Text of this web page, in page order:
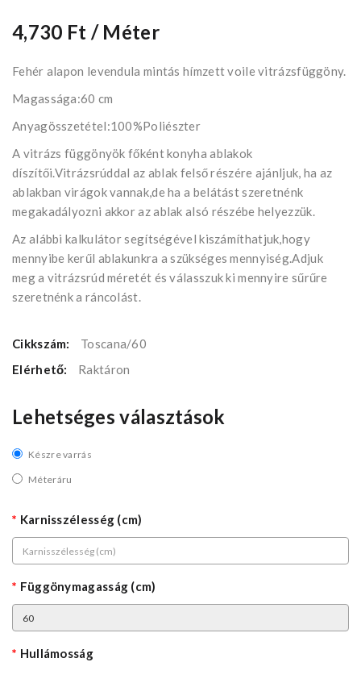
4,730 Ft / Méter
Fehér alapon levendula mintás hímzett voile vitrázsfüggöny.
Magassága:60 cm
Anyagösszetétel:100%Poliészter
A vitrázs függönyök főként konyha ablakok
díszítői.Vitrázsrúddal az ablak felső részére ajánljuk, ha az
ablakban virágok vannak,de ha a belátást szeretnénk
megakadályozni akkor az ablak alsó részébe helyezzük.
Az alábbi kalkulátor segítségével kiszámíthatjuk,hogy
mennyibe kerűl ablakunkra a szükséges mennyiség.Adjuk
meg a vitrázsrúd méretét és válasszuk ki mennyire sűrűre
szeretnénk a ráncolást.
Cikkszám:
Toscana/60
Elérhető:
Raktáron
Lehetséges választások
Készre varrás
Méteráru
Karnisszélesség (cm)
Függönymagasság (cm)
Hullámosság